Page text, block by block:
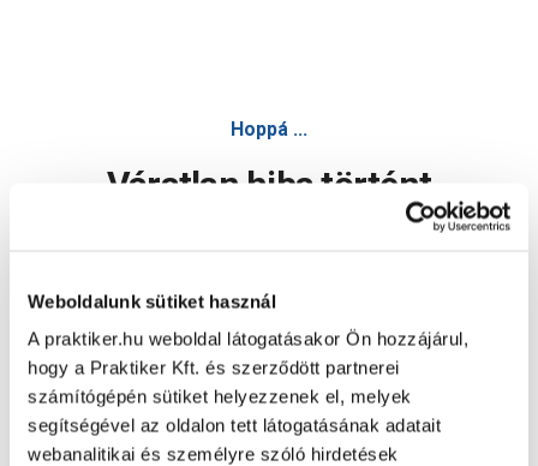
Weboldalunk sütiket használ
A praktiker.hu weboldal látogatásakor Ön hozzájárul,
hogy a Praktiker Kft. és szerződött partnerei
számítógépén sütiket helyezzenek el, melyek
segítségével az oldalon tett látogatásának adatait
webanalitikai és személyre szóló hirdetések
Hoppá ...
Váratlan hiba történt
Oldal újratöltése